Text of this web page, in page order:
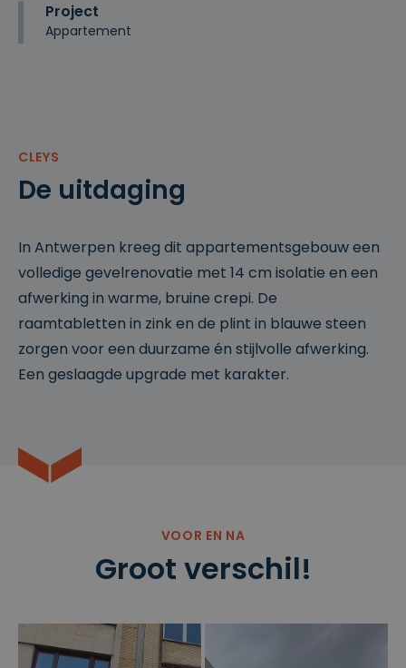
Project
Appartement
CLEYS
De uitdaging
In Antwerpen kreeg dit appartementsgebouw een
volledige gevelrenovatie met 14 cm isolatie en een
afwerking in warme, bruine crepi. De
raamtabletten in zink en de plint in blauwe steen
zorgen voor een duurzame én stijlvolle afwerking.
Een geslaagde upgrade met karakter.
VOOR EN NA
Groot verschil!